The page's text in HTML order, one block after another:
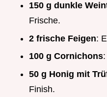
150 g dunkle
Frische.
2 frische Feigen:
100 g Cornichons
50 g Honig mit
Finish.